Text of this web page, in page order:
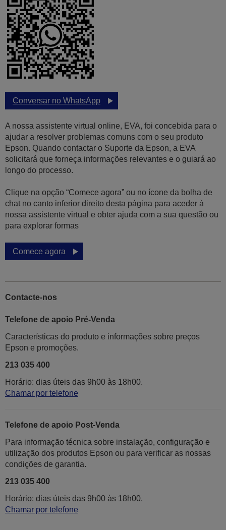
Conversar no WhatsApp
A nossa assistente virtual online, EVA, foi concebida para o
ajudar a resolver problemas comuns com o seu produto
Epson. Quando contactar o Suporte da Epson, a EVA
solicitará que forneça informações relevantes e o guiará ao
longo do processo.
Clique na opção “Comece agora” ou no ícone da bolha de
chat no canto inferior direito desta página para aceder à
nossa assistente virtual e obter ajuda com a sua questão ou
para explorar formas
Comece agora
Contacte-nos
Telefone de apoio Pré-Venda
Características do produto e informações sobre preços
Epson e promoções.
213 035 400
Horário: dias úteis das 9h00 às 18h00.
Chamar por telefone
Telefone de apoio Post-Venda
Para informação técnica sobre instalação, configuração e
utilização dos produtos Epson ou para verificar as nossas
condições de garantia.
213 035 400
Horário: dias úteis das 9h00 às 18h00.
Chamar por telefone